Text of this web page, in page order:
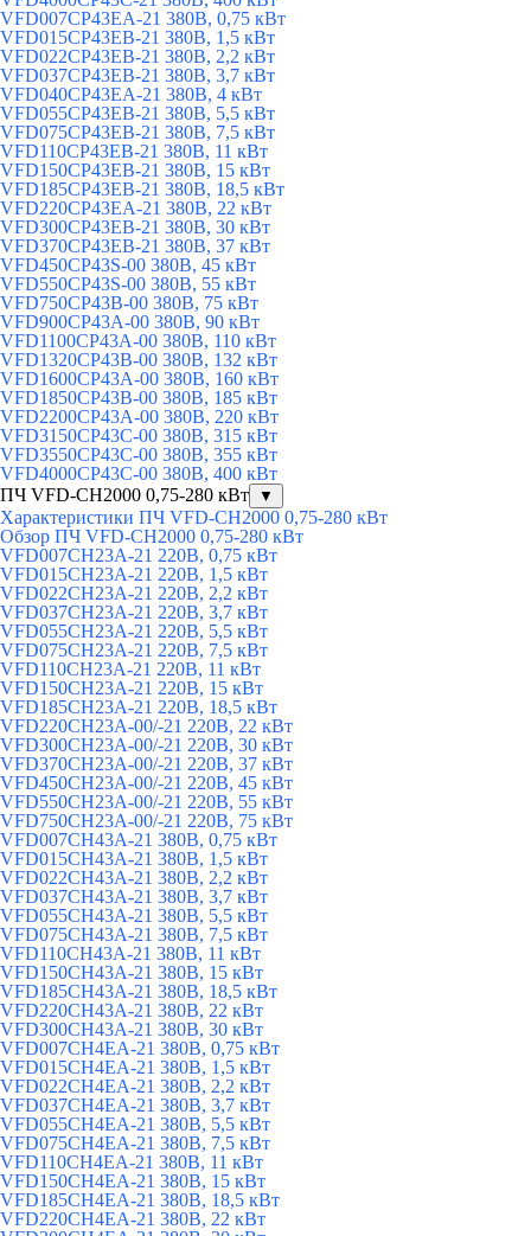
VFD007CP43EA-21 380В, 0,75 кВт
VFD015CP43EB-21 380В, 1,5 кВт
VFD022CP43EB-21 380В, 2,2 кВт
VFD037CP43EB-21 380В, 3,7 кВт
VFD040CP43EA-21 380В, 4 кВт
VFD055CP43EB-21 380В, 5,5 кВт
VFD075CP43EB-21 380В, 7,5 кВт
VFD110CP43EB-21 380В, 11 кВт
VFD150CP43EB-21 380В, 15 кВт
VFD185CP43EB-21 380В, 18,5 кВт
VFD220CP43EA-21 380В, 22 кВт
VFD300CP43EB-21 380В, 30 кВт
VFD370CP43EB-21 380В, 37 кВт
VFD450CP43S-00 380В, 45 кВт
VFD550CP43S-00 380В, 55 кВт
VFD750CP43B-00 380В, 75 кВт
VFD900CP43A-00 380В, 90 кВт
VFD1100CP43A-00 380В, 110 кВт
VFD1320CP43B-00 380В, 132 кВт
VFD1600CP43A-00 380В, 160 кВт
VFD1850CP43B-00 380В, 185 кВт
VFD2200CP43A-00 380В, 220 кВт
VFD3150CP43C-00 380В, 315 кВт
VFD3550CP43C-00 380В, 355 кВт
VFD4000CP43C-00 380В, 400 кВт
ПЧ VFD-CH2000 0,75-280 кВт
▼
Характеристики ПЧ VFD-CH2000 0,75-280 кВт
Обзор ПЧ VFD-CH2000 0,75-280 кВт
VFD007CH23A-21 220В, 0,75 кВт
VFD015CH23A-21 220В, 1,5 кВт
VFD022CH23A-21 220В, 2,2 кВт
VFD037CH23A-21 220В, 3,7 кВт
VFD055CH23A-21 220В, 5,5 кВт
VFD075CH23A-21 220В, 7,5 кВт
VFD110CH23A-21 220В, 11 кВт
VFD150CH23A-21 220В, 15 кВт
VFD185CH23A-21 220В, 18,5 кВт
VFD220CH23A-00/-21 220В, 22 кВт
VFD300CH23A-00/-21 220В, 30 кВт
VFD370CH23A-00/-21 220В, 37 кВт
VFD450CH23A-00/-21 220В, 45 кВт
VFD550CH23A-00/-21 220В, 55 кВт
VFD750CH23A-00/-21 220В, 75 кВт
VFD007CH43A-21 380В, 0,75 кВт
VFD015CH43A-21 380В, 1,5 кВт
VFD022CH43A-21 380В, 2,2 кВт
VFD037CH43A-21 380В, 3,7 кВт
VFD055CH43A-21 380В, 5,5 кВт
VFD075CH43A-21 380В, 7,5 кВт
VFD110CH43A-21 380В, 11 кВт
VFD150CH43A-21 380В, 15 кВт
VFD185CH43A-21 380В, 18,5 кВт
VFD220CH43A-21 380В, 22 кВт
VFD300CH43A-21 380В, 30 кВт
VFD007CH4EA-21 380В, 0,75 кВт
VFD015CH4EA-21 380В, 1,5 кВт
VFD022CH4EA-21 380В, 2,2 кВт
VFD037CH4EA-21 380В, 3,7 кВт
VFD055CH4EA-21 380В, 5,5 кВт
VFD075CH4EA-21 380В, 7,5 кВт
VFD110CH4EA-21 380В, 11 кВт
VFD150CH4EA-21 380В, 15 кВт
VFD185CH4EA-21 380В, 18,5 кВт
VFD220CH4EA-21 380В, 22 кВт